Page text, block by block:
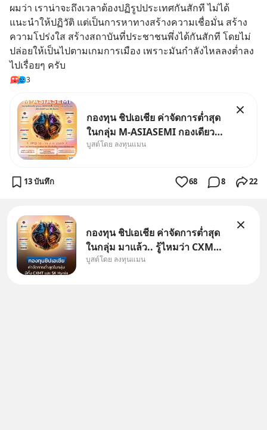
ผมว่า เราน่าจะถึงเวลาต้องปฏิรูปประเทศกันสักที ไม่ได้
แนะนำให้ปฏิวัติ แต่เป็นการหาทางสร้างความเชื่อมั่น สร้าง
ความโปร่งใส สร้างสถาบันที่ประชาชนพึ่งได้กันสักที โดยไม่
ปล่อยให้เป็นไปตามเกมการเมือง เพราะมันกำลังไหลลงต่ำลง
ไปเรื่อยๆ ครับ
3
กองทุน ชิปเอเชีย ค่าจัดการต่ำสุด
ในกลุ่ม M-ASIASEMI กองเดียว
ครบ มีทั้ง CXMT จากจีน TSMC
เกาหลีใต้ Kioxia จากญี่ปุ่น
บูสต์โดย ลงทุนแมน
13 บันทึก 68 8 22
กองทุน ชิปเอเชีย ค่าจัดการต่ำสุด
ในกลุ่ม มาแล้ว.. รู้ไหมว่า CXMT
อยู่ดี ๆ ขึ้นมาเป็นบริษัทอันดับ 1 ใน
บูสต์โดย ลงทุนแมน